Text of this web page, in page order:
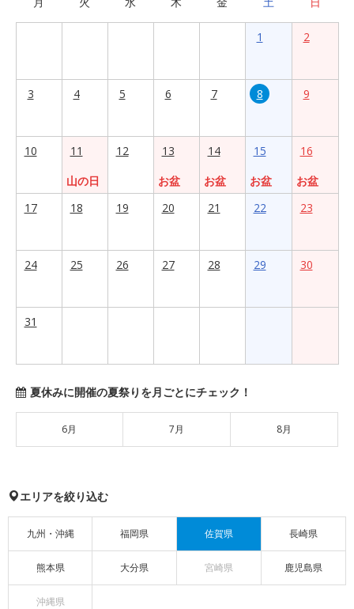
1 2
3 4 5 6 7 8 9
10
11
山の日
12
13
お盆
14
お盆
15
お盆
16
お盆
17
18 19 20 21 22 23
24 25 26 27 28 29 30
31
夏休みに開催の夏祭りを月ごとにチェック！
6月 7月 8月
エリアを絞り込む
九州・沖縄 福岡県 佐賀県 長崎県
熊本県 大分県 宮崎県 鹿児島県
沖縄県